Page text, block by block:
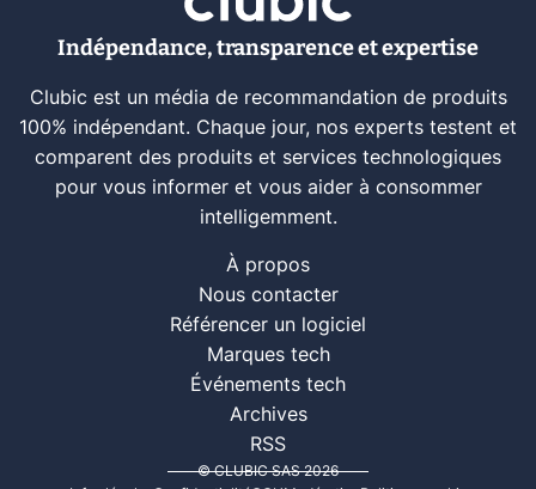
Indépendance, transparence et expertise
Clubic est un média de recommandation de produits
100% indépendant. Chaque jour, nos experts testent et
comparent des produits et services technologiques
pour vous informer et vous aider à consommer
intelligemment.
À propos
Nous contacter
Référencer un logiciel
Marques tech
Événements tech
Archives
RSS
© CLUBIC SAS 2026